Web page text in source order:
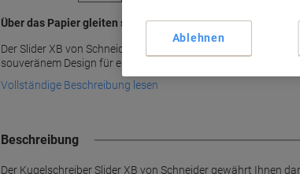
Über das Papier gleiten statt rollen mit ViscoGlide-
Der Slider XB von Schneider ist ein innovativer Kugelschreiber
souveränem Design für ein leichtgleitendes Schreibgefühl.
Vollständige Beschreibung lesen
Beschreibung
Der Kugelschreiber Slider XB von Schneider gewährt Ihnen
Ablehnen